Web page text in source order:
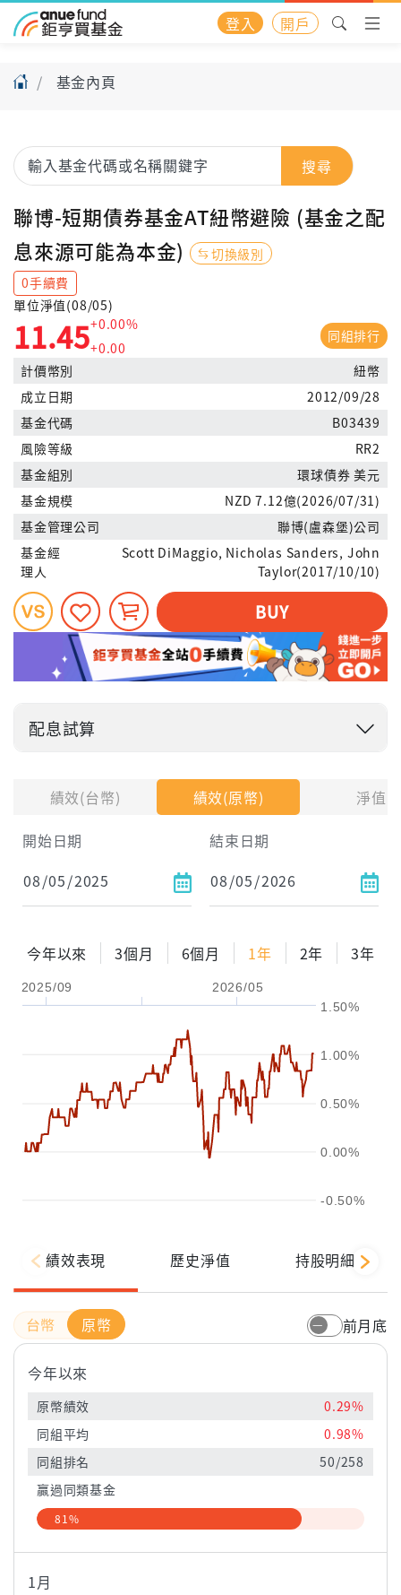
登入 開戶
基金內頁
績效(台幣) 績效(原幣)
淨值
開始日期
結束日期
今年以來 3個月 6個月 1年 2年 3年
2025/09 2026/05
-0.50%
0.00%
0.50%
1.00%
1.50%
搜尋
聯博-短期債券基金AT紐幣避險 (基金之配
息來源可能為本金)
切換級別
0手續費
單位淨值(08/05)
11.45+0.00%
+0.00
同組排行
計價幣別
紐幣
成立日期
2012/09/28
基金代碼
B03439
風險等級
RR2
基金組別
環球債券 美元
基金規模
NZD 7.12億(2026/07/31)
基金管理公司
聯博(盧森堡)公司
基金經
理人
Scott DiMaggio, Nicholas Sanders, John
Taylor(2017/10/10)
BUY
配息試算
試算區間
1年
2年
配息金額
-%
績效表現 歷史淨值 持股明細
原幣 前月底
今年以來
原幣績效
0.29%
同組平均
0.98%
同組排名
50/258
贏過同類基金
81%
1月